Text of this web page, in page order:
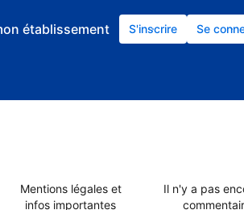
établissement S'inscrire Se
Mentions légales et
infos importantes
Il n'y a pas